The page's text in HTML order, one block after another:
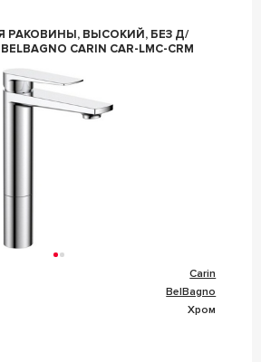
РАКОВИНЫ, ВЫСОКИЙ, БЕЗ Д/
ZZ BELBAGNO CARIN CAR-LMC-CRM
Carin
BelBagno
Хром